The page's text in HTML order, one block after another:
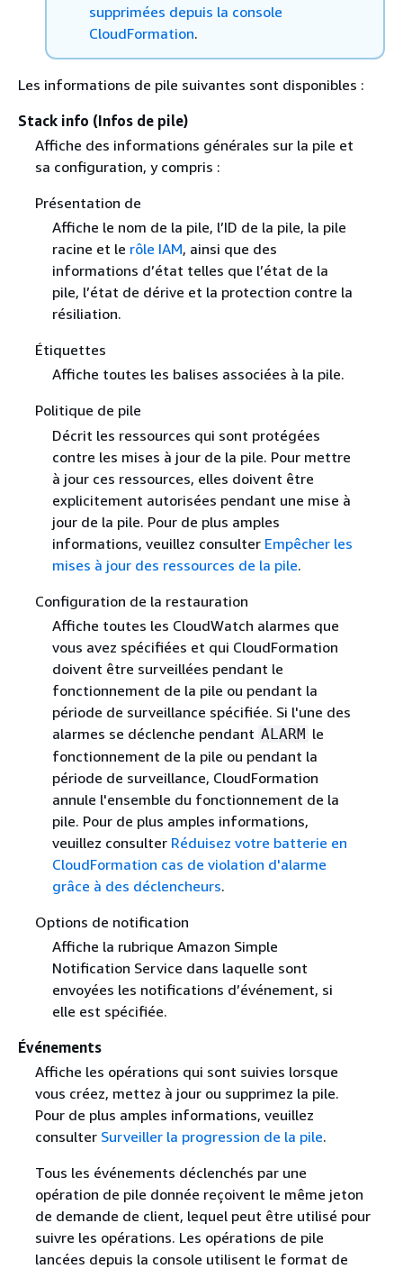
supprimées depuis la console
CloudFormation.
Les informations de pile suivantes sont disponibles :
Stack info (Infos de pile)
Affiche des informations générales sur la pile et
sa configuration, y compris :
Présentation de
Affiche le nom de la pile, l’ID de la pile, la pile
racine et le rôle IAM, ainsi que des
informations d’état telles que l’état de la
pile, l’état de dérive et la protection contre la
résiliation.
Étiquettes
Affiche toutes les balises associées à la pile.
Politique de pile
Décrit les ressources qui sont protégées
contre les mises à jour de la pile. Pour mettre
à jour ces ressources, elles doivent être
explicitement autorisées pendant une mise à
jour de la pile. Pour de plus amples
informations, veuillez consulter Empêcher les
mises à jour des ressources de la pile.
Configuration de la restauration
Affiche toutes les CloudWatch alarmes que
vous avez spécifiées et qui CloudFormation
doivent être surveillées pendant le
fonctionnement de la pile ou pendant la
période de surveillance spécifiée. Si l'une des
alarmes se déclenche pendant ALARM le
fonctionnement de la pile ou pendant la
période de surveillance, CloudFormation
annule l'ensemble du fonctionnement de la
pile. Pour de plus amples informations,
veuillez consulter Réduisez votre batterie en
CloudFormation cas de violation d'alarme
grâce à des déclencheurs.
Options de notification
Affiche la rubrique Amazon Simple
Notification Service dans laquelle sont
envoyées les notifications d’événement, si
elle est spécifiée.
Événements
Affiche les opérations qui sont suivies lorsque
vous créez, mettez à jour ou supprimez la pile.
Pour de plus amples informations, veuillez
consulter Surveiller la progression de la pile.
Tous les événements déclenchés par une
opération de pile donnée reçoivent le même jeton
de demande de client, lequel peut être utilisé pour
suivre les opérations. Les opérations de pile
lancées depuis la console utilisent le format de